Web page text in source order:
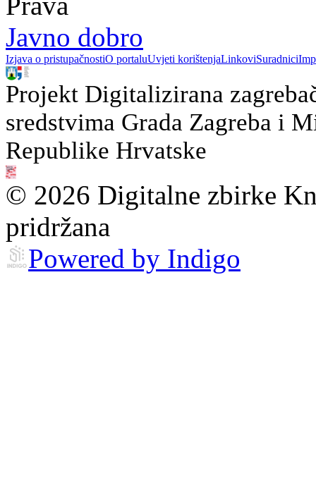
Javno dobro
Izjava o pristupačnostiO portaluUvjeti korištenjaLinkoviSuradnici
Projekt Digitalizirana
sredstvima Grada Zagreba i
Republike Hrvatske
© 2026 Digitalne zbirke
pridržana
Powered by Indigo